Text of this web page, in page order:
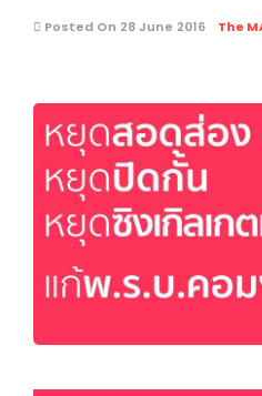
Posted On 28 June 2016 The